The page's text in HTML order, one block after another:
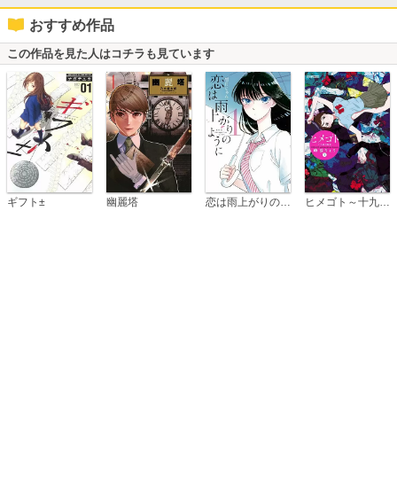
おすすめ作品
この作品を見た人はコチラも見ています
ギフト± 幽麗塔 恋は雨上がりのように ヒメゴト～十九歳の制服～